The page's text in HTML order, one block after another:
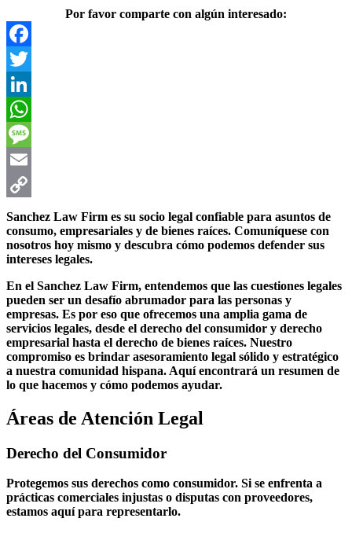
Por favor comparte con algún interesado:
Copy
Link
Sanchez Law Firm es su socio legal confiable para asuntos de
consumo, empresariales y de bienes raíces. Comuníquese con
nosotros hoy mismo y descubra cómo podemos defender sus
intereses legales.
En el Sanchez Law Firm, entendemos que las cuestiones legales
pueden ser un desafío abrumador para las personas y
empresas. Es por eso que ofrecemos una amplia gama de
servicios legales, desde el derecho del consumidor y derecho
empresarial hasta el derecho de bienes raíces. Nuestro
compromiso es brindar asesoramiento legal sólido y estratégico
a nuestra comunidad hispana. Aquí encontrará un resumen de
lo que hacemos y cómo podemos ayudar.
Áreas de Atención Legal
Derecho del Consumidor
Protegemos sus derechos como consumidor. Si se enfrenta a
prácticas comerciales injustas o disputas con proveedores,
estamos aquí para representarlo.